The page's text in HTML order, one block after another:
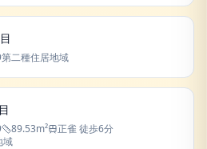
第二種住居地域
89.53m² 正雀 徒歩6分
域